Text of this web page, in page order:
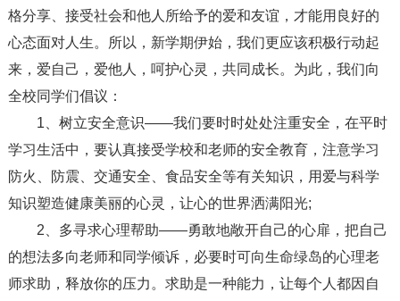
格分享、接受社会和他人所给予的爱和友谊，才能用良好的
心态面对人生。所以，新学期伊始，我们更应该积极行动起
来，爱自己，爱他人，呵护心灵，共同成长。为此，我们向
全校同学们倡议：
1、树立安全意识——我们要时时处处注重安全，在平时
学习生活中，要认真接受学校和老师的安全教育，注意学习
防火、防震、交通安全、食品安全等有关知识，用爱与科学
知识塑造健康美丽的心灵，让心的世界洒满阳光;
2、多寻求心理帮助——勇敢地敞开自己的心扉，把自己
的想法多向老师和同学倾诉，必要时可向生命绿岛的心理老
师求助，释放你的压力。求助是一种能力，让每个人都因自